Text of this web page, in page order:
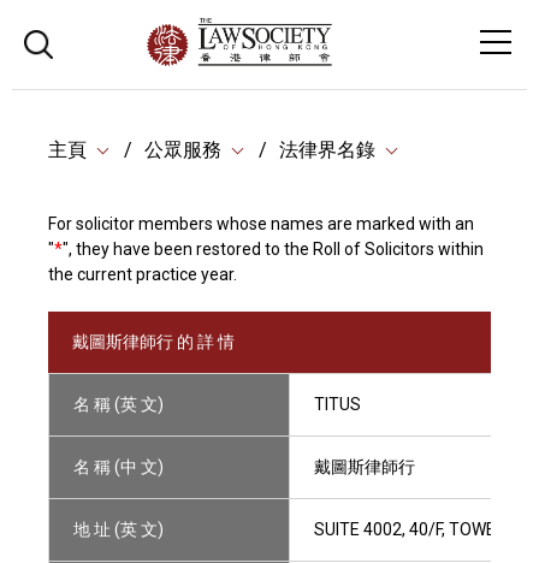
主頁 公眾服務 法律界名錄
For solicitor members whose names are marked with an
"*", they have been restored to the Roll of Solicitors within
the current practice year.
戴圖斯律師行 的 詳 情
名 稱 (英 文) TITUS
名 稱 (中 文) 戴圖斯律師行
地 址 (英 文) SUITE 4002, 40/F, TOWER 1,